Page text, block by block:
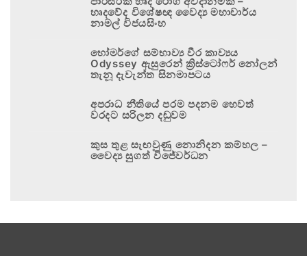
හෘදවේද විශේෂඥ වෛද්‍ය මහාචාර්ය
නාමල් විජයසිංහ
හෝමර්ගේ සම්භාව්‍ය වීර කාව්‍යය
Odyssey ඇසුරෙන් ක්‍රිස්ටෝෆර් නෝලන්
තැනූ දැවැන්ත සිනමාපටය
අපරාධ නීතියේ පරම පදනම හෙවත්
වරදට සරිලන දඬුවම
කුස තුළ සැඟවුණු නොනිදන කම්හල –
වෛද්‍ය සුගත් විජේවර්ධන